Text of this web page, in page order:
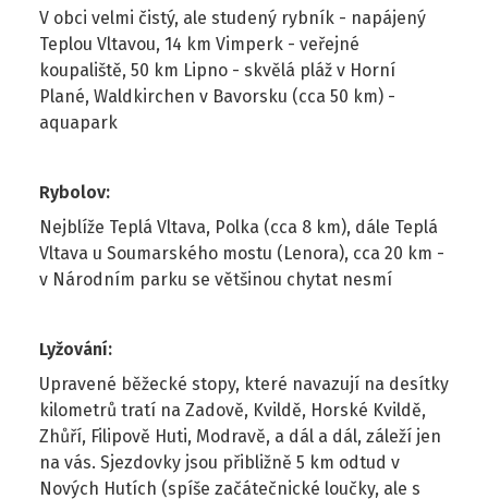
V obci velmi čistý, ale studený rybník - napájený
Teplou Vltavou, 14 km Vimperk - veřejné
koupaliště, 50 km Lipno - skvělá pláž v Horní
Plané, Waldkirchen v Bavorsku (cca 50 km) -
aquapark
Rybolov:
Nejblíže Teplá Vltava, Polka (cca 8 km), dále Teplá
Vltava u Soumarského mostu (Lenora), cca 20 km -
v Národním parku se většinou chytat nesmí
Lyžování:
Upravené běžecké stopy, které navazují na desítky
kilometrů tratí na Zadově, Kvildě, Horské Kvildě,
Zhůří, Filipově Huti, Modravě, a dál a dál, záleží jen
na vás. Sjezdovky jsou přibližně 5 km odtud v
Nových Hutích (spíše začátečnické loučky, ale s